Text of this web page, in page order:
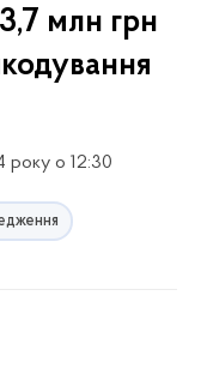
млн грн
року о 12:30